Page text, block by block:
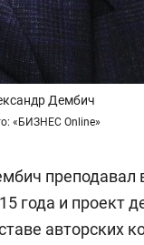
Дембич
«БИЗНЕС Online»
преподавал
года и проект
авторских